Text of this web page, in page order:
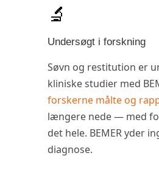
🔬
Undersøgt i forskning
Søvn og restitution er
kliniske studier med
forskerne målte og
længere nede — med
det hele. BEMER yder
diagnose.